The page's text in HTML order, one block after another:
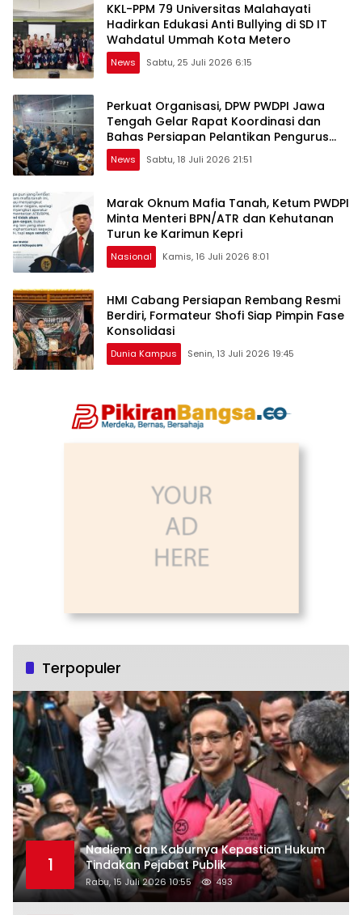
KKL-PPM 79 Universitas Malahayati
Hadirkan Edukasi Anti Bullying di SD IT
Wahdatul Ummah Kota Metero
News Sabtu, 25 Juli 2026 6:15
Perkuat Organisasi, DPW PWDPI Jawa
Tengah Gelar Rapat Koordinasi dan
Bahas Persiapan Pelantikan Pengurus
Baru
News Sabtu, 18 Juli 2026 21:51
Marak Oknum Mafia Tanah, Ketum PWDPI
Minta Menteri BPN/ATR dan Kehutanan
Turun ke Karimun Kepri
Nasional Kamis, 16 Juli 2026 8:01
HMI Cabang Persiapan Rembang Resmi
Berdiri, Formateur Shofi Siap Pimpin Fase
Konsolidasi
Dunia Kampus Senin, 13 Juli 2026 19:45
Terpopuler
1
Nadiem dan Kaburnya Kepastian Hukum
Tindakan Pejabat Publik
Rabu, 15 Juli 2026 10:55 493